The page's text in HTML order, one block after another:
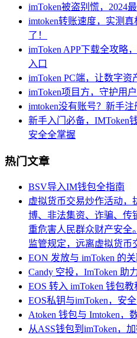
imToken被盗别慌，2024
imtoken转账速度，实测
了！
imToken APP下载全攻略
入口
imToken PC端，让数字
imToken项目方，守护用
imtoken没有账号？新手
新手入门必备，IMToken
安全全掌握
热门文章
BSV导入IM钱包全指南
虚拟货币交易炒作活动，
博、非法集资、诈骗、传
重危害人民群众财产安全
监管规定，远离虚拟货币
EON 发放与 imToken 的
Candy 空投，ImToken 助
EOS 转入 imToken 钱包
EOS私钥与imToken，安
Atoken 钱包与 Imtoken，
从ASS钱包到imToken，